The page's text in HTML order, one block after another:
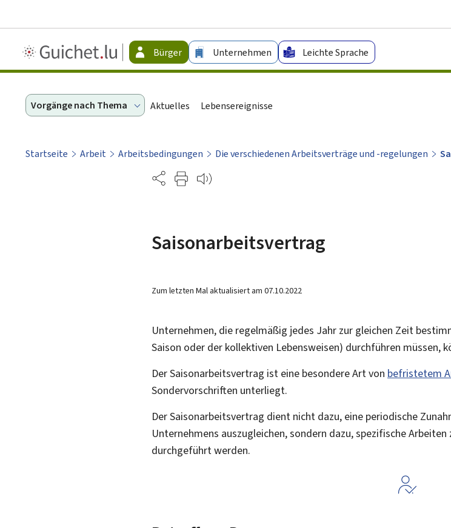
Guichet.lu
-
Bürger Unternehmen Leichte Sprache
Vorgänge nach Thema Aktuelles Lebensereignisse
Startseite Arbeit Arbeitsbedingungen Die verschiedenen Arbeitsverträge und -regelungen
Partage
Saisonarbeitsvertrag
Zum letzten Mal aktualisiert am 07.10.2022
Unternehmen, die regelmäßig jedes Jahr zur gleichen Zeit
Saison oder der kollektiven Lebensweisen) durchführen müssen,
Der Saisonarbeitsvertrag ist eine besondere Art von befristetem
Sondervorschriften unterliegt.
Der Saisonarbeitsvertrag dient nicht dazu, eine periodische
Unternehmens auszugleichen, sondern dazu, spezifische
durchgeführt werden.